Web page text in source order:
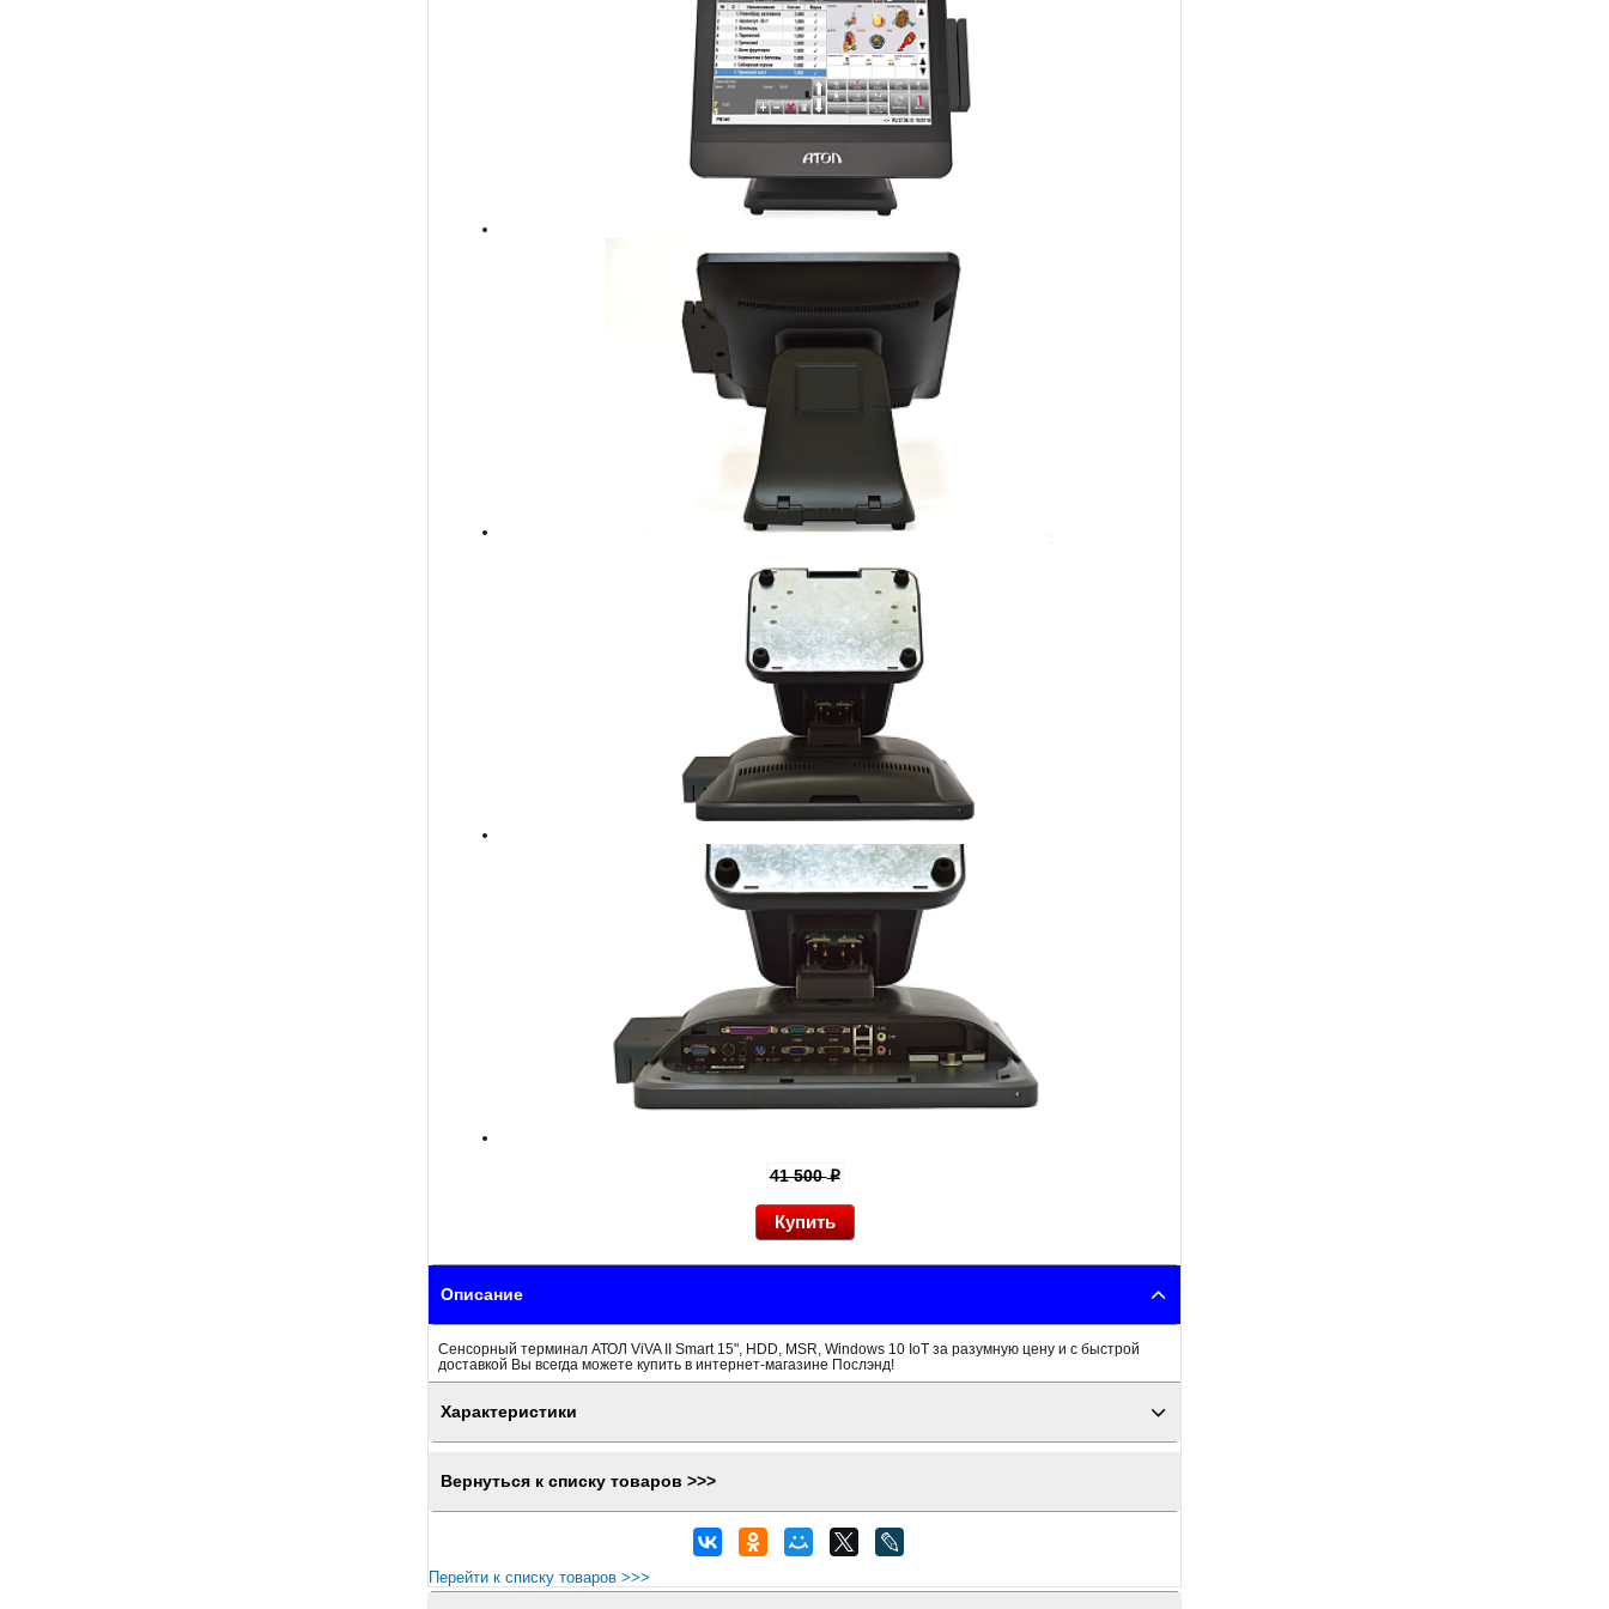
41 500p
Описание
Сенсорный терминал АТОЛ ViVA II Smart 15", HDD, MSR, Windows 10 IoT за разумную цену и с быстрой
доставкой Вы всегда можете купить в интернет-магазине Послэнд!
Характеристики
Вернуться к списку товаров >>>
Перейти к списку товаров >>>